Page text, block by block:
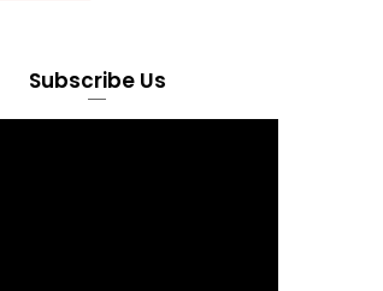
Subscribe Us